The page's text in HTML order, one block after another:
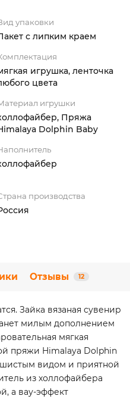
упаковки
с липким краем
игрушка, ленточка
цвета
игрушки
Пряжа
Dolphin Baby
производства
Отзывы 12
Зайка вязаная сувенир
милым дополнением
мягкая
пряжи Himalaya Dolphin
видом и приятной
из холлофайбера
а вау-эффект